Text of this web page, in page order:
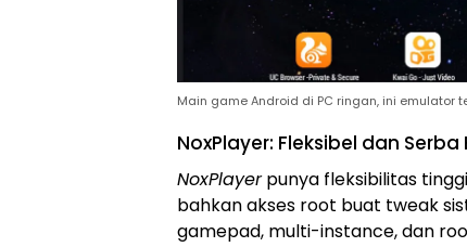
Main game Android di PC ringan, ini emulator
NoxPlayer: Fleksibel dan Serba
NoxPlayerpunya fleksibilitas
bahkan akses root buat tweak
gamepad, multi-instance, dan